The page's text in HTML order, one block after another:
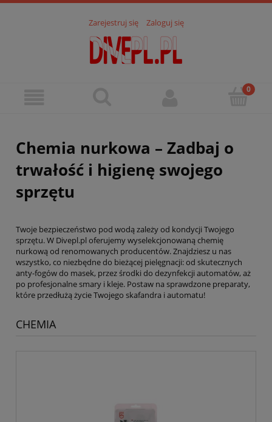
Zarejestruj się Zaloguj się
Chemia nurkowa – Zadbaj o
trwałość i higienę swojego
sprzętu
Twoje bezpieczeństwo pod wodą zależy od kondycji Twojego
sprzętu. W Divepl.pl oferujemy wyselekcjonowaną chemię
nurkową od renomowanych producentów. Znajdziesz u nas
wszystko, co niezbędne do bieżącej pielęgnacji: od skutecznych
anty-fogów do masek, przez środki do dezynfekcji automatów, aż
po profesjonalne smary i kleje. Postaw na sprawdzone preparaty,
które przedłużą życie Twojego skafandra i automatu!
CHEMIA